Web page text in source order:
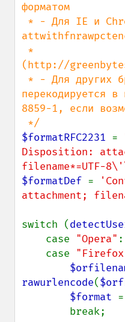
форматом
(http://
перекодируется
8859-1, если
$formatRFC2231 =
Disposition:
filename*=UTF-
$formatDef =
attachment;
switch (
    case
"Opera" :
    case
rawurlencode(
$format =